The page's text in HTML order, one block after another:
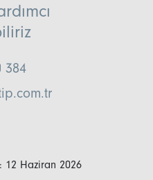
384
12 Haziran 2026